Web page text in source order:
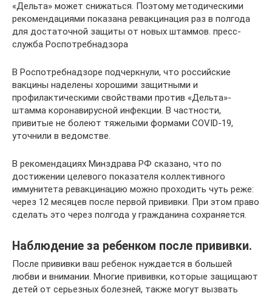
«Дельта» может снижаться. Поэтому методическими
рекомендациями показана ревакцинация раз в полгода
для достаточной защиты от новых штаммов. пресс-
служба Роспотребнадзора
В Роспотребнадзоре подчеркнули, что российские
вакцины наделены хорошими защитными и
профилактическими свойствами против «Дельта»-
штамма коронавирусной инфекции. В частности,
привитые не болеют тяжелыми формами COVID-19,
уточнили в ведомстве.
В рекомендациях Минздрава РФ сказано, что по
достижении целевого показателя коллективного
иммунитета ревакцинацию можно проходить чуть реже:
через 12 месяцев после первой прививки. При этом право
сделать это через полгода у гражданина сохраняется.
Наблюдение за ребенком после прививки.
После прививки ваш ребенок нуждается в большей
любви и внимании. Многие прививки, которые защищают
детей от серьезных болезней, также могут вызвать